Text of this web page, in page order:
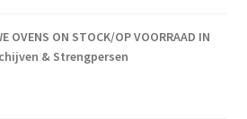
OVENS ON STOCK/OP VOORRAAD IN
& Strengpersen